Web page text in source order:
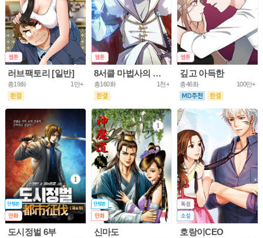
러브팩토리 [일반]
총19화 1만+
8서클 마법사의 환생
총160화 1천+
깊고 아득한
총46화 100만+
도시정벌 6부 신마도 호랑이CEO